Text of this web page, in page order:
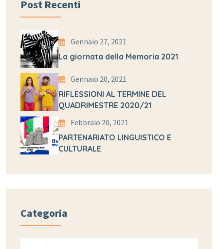
Post Recenti
Gennaio 27, 2021
La giornata della Memoria 2021
Gennaio 20, 2021
RIFLESSIONI AL TERMINE DEL
QUADRIMESTRE 2020/21
Febbraio 20, 2021
PARTENARIATO LINGUISTICO E
CULTURALE
Categoria